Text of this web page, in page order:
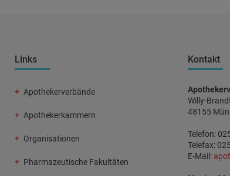
Links
Apothekerverbände
Apothekerkammern
Organisationen
Pharmazeutische Fakultäten
Kontakt
Willy-
48155
Telefon:
Telefax:
E-Mail: